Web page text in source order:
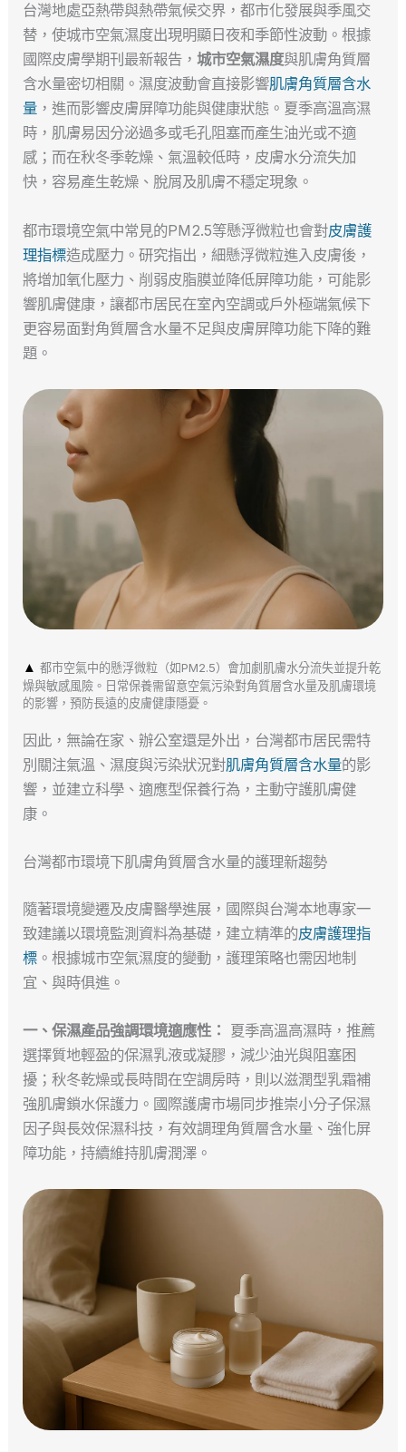
台灣地處亞熱帶與熱帶氣候交界，都市化發展與季風交
替，使城市空氣濕度出現明顯日夜和季節性波動。根據
國際皮膚學期刊最新報告，城市空氣濕度與肌膚角質層
含水量密切相關。濕度波動會直接影響肌膚角質層含水
量 ，進而影響皮膚屏障功能與健康狀態。夏季高溫高濕
時，肌膚易因分泌過多或毛孔阻塞而產生油光或不適
感；而在秋冬季乾燥、氣溫較低時，皮膚水分流失加
快，容易產生乾燥、脫屑及肌膚不穩定現象。
都市環境空氣中常見的PM2.5等懸浮微粒也會對皮膚護
理指標造成壓力。研究指出，細懸浮微粒進入皮膚後，
將增加氧化壓力、削弱皮脂膜並降低屏障功能，可能影
響肌膚健康，讓都市居民在室內空調或戶外極端氣候下
更容易面對角質層含水量不足與皮膚屏障功能下降的難
題。
▲ 都市空氣中的懸浮微粒（如PM2.5）會加劇肌膚水分流失並提升乾
燥與敏感風險。日常保養需留意空氣污染對角質層含水量及肌膚環境
的影響，預防長遠的皮膚健康隱憂。
因此，無論在家、辦公室還是外出，台灣都市居民需特
別關注氣溫、濕度與污染狀況對肌膚角質層含水量的影
響，並建立科學、適應型保養行為，主動守護肌膚健
康。
台灣都市環境下肌膚角質層含水量的護理新趨勢
隨著環境變遷及皮膚醫學進展，國際與台灣本地專家一
致建議以環境監測資料為基礎，建立精準的皮膚護理指
標 。根據城市空氣濕度的變動，護理策略也需因地制
宜、與時俱進。
一、保濕產品強調環境適應性： 夏季高溫高濕時，推薦
選擇質地輕盈的保濕乳液或凝膠，減少油光與阻塞困
擾；秋冬乾燥或長時間在空調房時，則以滋潤型乳霜補
強肌膚鎖水保護力。國際護膚市場同步推崇小分子保濕
因子與長效保濕科技，有效調理角質層含水量、強化屏
障功能，持續維持肌膚潤澤。